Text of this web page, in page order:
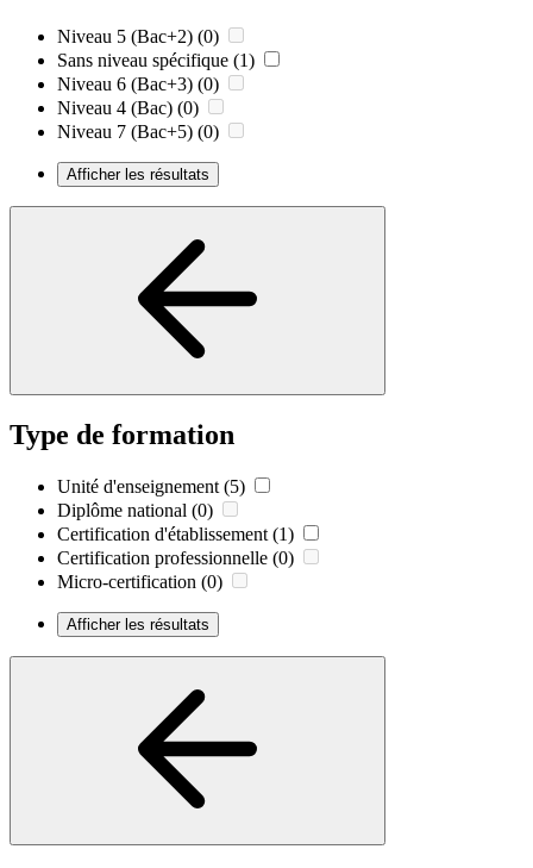
Niveau 5 (Bac+2) (0)
Sans niveau spécifique (1)
Niveau 6 (Bac+3) (0)
Niveau 4 (Bac) (0)
Niveau 7 (Bac+5) (0)
Afficher les résultats
Type de formation
Unité d'enseignement (5)
Diplôme national (0)
Certification d'établissement (1)
Certification professionnelle (0)
Micro-certification (0)
Afficher les résultats